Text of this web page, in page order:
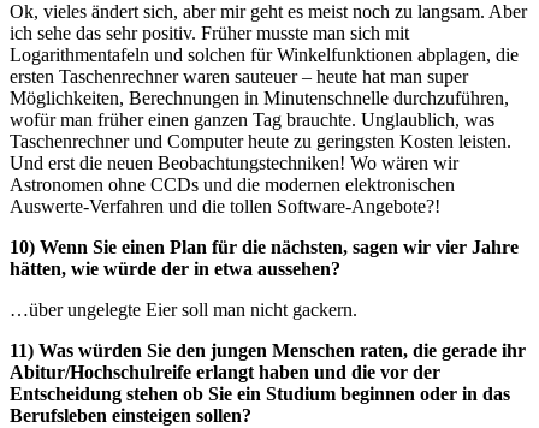
Ok, vieles ändert sich, aber mir geht es meist noch zu langsam. Aber
ich sehe das sehr positiv. Früher musste man sich mit
Logarithmentafeln und solchen für Winkelfunktionen abplagen, die
ersten Taschenrechner waren sauteuer – heute hat man super
Möglichkeiten, Berechnungen in Minutenschnelle durchzuführen,
wofür man früher einen ganzen Tag brauchte. Unglaublich, was
Taschenrechner und Computer heute zu geringsten Kosten leisten.
Und erst die neuen Beobachtungstechniken! Wo wären wir
Astronomen ohne CCDs und die modernen elektronischen
Auswerte-Verfahren und die tollen Software-Angebote?!
10) Wenn Sie einen Plan für die nächsten, sagen wir vier Jahre
hätten, wie würde der in etwa aussehen?
…über ungelegte Eier soll man nicht gackern.
11) Was würden Sie den jungen Menschen raten, die gerade ihr
Abitur/Hochschulreife erlangt haben und die vor der
Entscheidung stehen ob Sie ein Studium beginnen oder in das
Berufsleben einsteigen sollen?